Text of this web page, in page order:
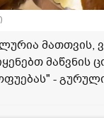
მათთვის,
მაწვნის
-